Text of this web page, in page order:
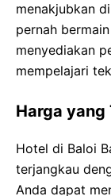
menakjubkan
pernah
menyediakan
mempelajari
Harga yang
Hotel di Baloi
terjangkau
Anda dapat